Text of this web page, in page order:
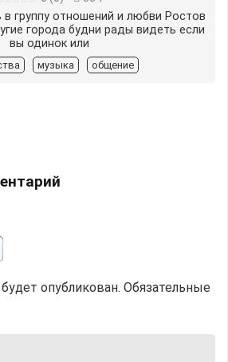
группу отношений и любви Ростов
города будни рады видеть если
вы одинок или
музыка общение
опубликован. Обязательные